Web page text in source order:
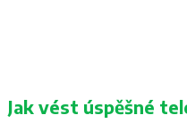
Jak vést úspěšné